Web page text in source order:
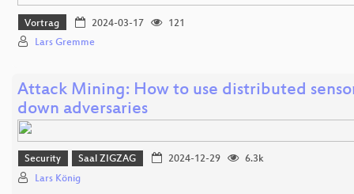
Vortrag 2024-03-17
121
Lars Gremme
Attack Mining: How to use distributed
down adversaries
Security Saal ZIGZAG 2024-12-29
6.3k
Lars König